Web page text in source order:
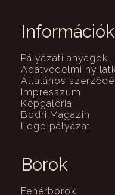
Információk
Pályázati anyagok
Adatvédelmi
Általános
Impresszum
Képgaléria
Bodri Magazin
Logó pályázat
Borok
Fehérborok